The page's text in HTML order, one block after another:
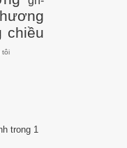
chiều
tôi
trong 1